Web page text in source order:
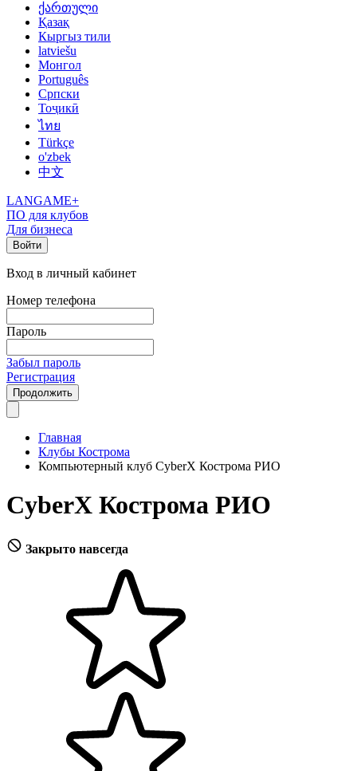
ქართული
Қазақ
Кыргыз тили
latviešu
Монгол
Português
Српски
Тоҷикӣ
ไทย
Türkçe
o'zbek
中文
LANGAME+
ПО для клубов
Для бизнеса
Войти
Вход в личный кабинет
Номер телефона
Пароль
Забыл пароль
Регистрация
Продолжить
Главная
Клубы Кострома
Компьютерный клуб CyberX Кострома РИО
CyberX Кострома РИО
Закрыто навсегда